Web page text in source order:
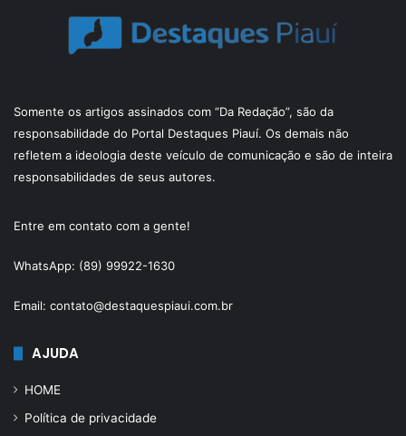
Somente os artigos assinados com “Da Redação”, são da
responsabilidade do Portal Destaques Piauí. Os demais não
refletem a ideologia deste veículo de comunicação e são de inteira
responsabilidades de seus autores.
Entre em contato com a gente!
WhatsApp: (89) 99922-1630
Email: contato@destaquespiaui.com.br
AJUDA
HOME
Política de privacidade